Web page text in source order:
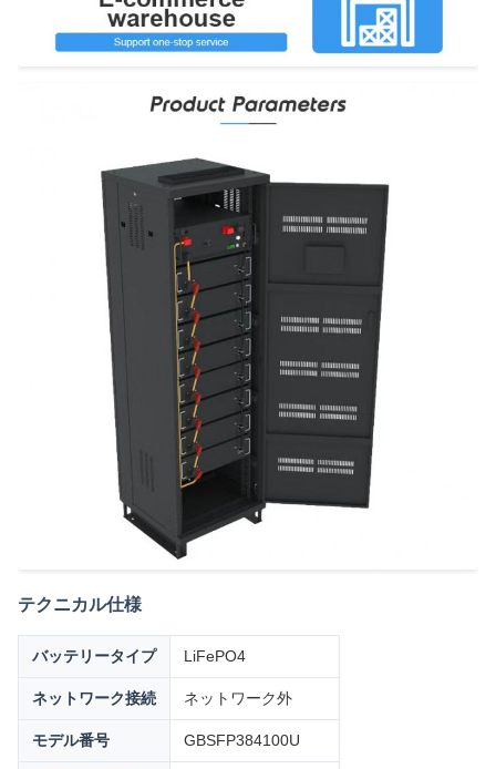
テクニカル仕様
バッテリータイプ LiFePO4
ネットワーク接続 ネットワーク外
モデル番号 GBSFP384100U